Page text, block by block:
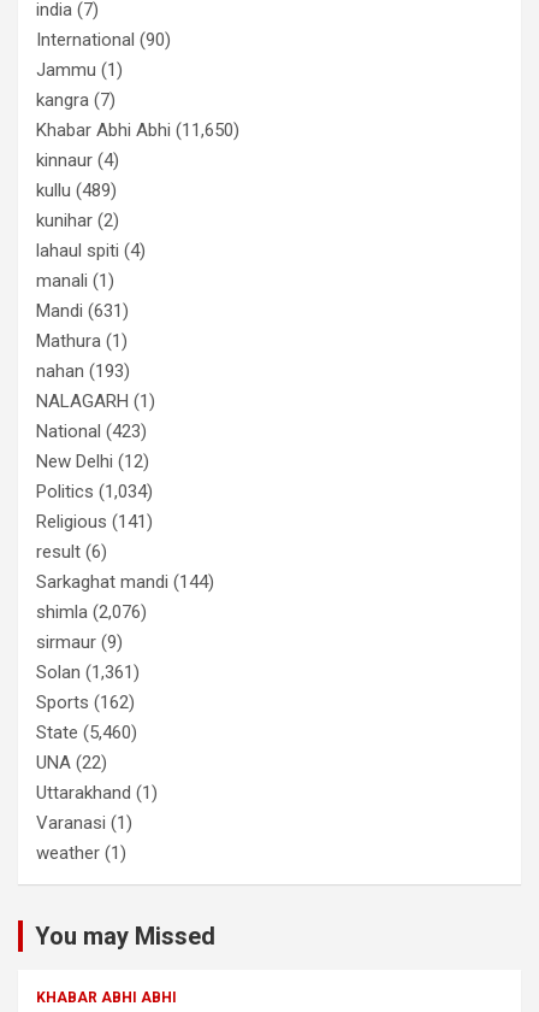
india (7)
International (90)
Jammu (1)
kangra (7)
Khabar Abhi Abhi (11,650)
kinnaur (4)
kullu (489)
kunihar (2)
lahaul spiti (4)
manali (1)
Mandi (631)
Mathura (1)
nahan (193)
NALAGARH (1)
National (423)
New Delhi (12)
Politics (1,034)
Religious (141)
result (6)
Sarkaghat mandi (144)
shimla (2,076)
sirmaur (9)
Solan (1,361)
Sports (162)
State (5,460)
UNA (22)
Uttarakhand (1)
Varanasi (1)
weather (1)
You may Missed
KHABAR ABHI ABHI